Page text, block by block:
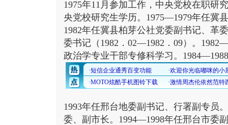
1975年11月参加工作，中央党校在职研
央党校研究生学历。1975—1979年任冀
1982年任冀县柏芽公社党委副书记、革
委书记（1982．02—1982．09）。
政治学专业干部专修科学习。
1993年任邢台地委副书记、行署副专员
委、副市长。1994—1998年任邢台市委